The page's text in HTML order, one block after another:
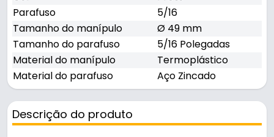
Parafuso
5/16
Tamanho do manípulo
Ø 49 mm
Tamanho do parafuso
5/16 Polegadas
Material do manípulo
Termoplástico
Material do parafuso
Aço Zincado
Descrição do produto